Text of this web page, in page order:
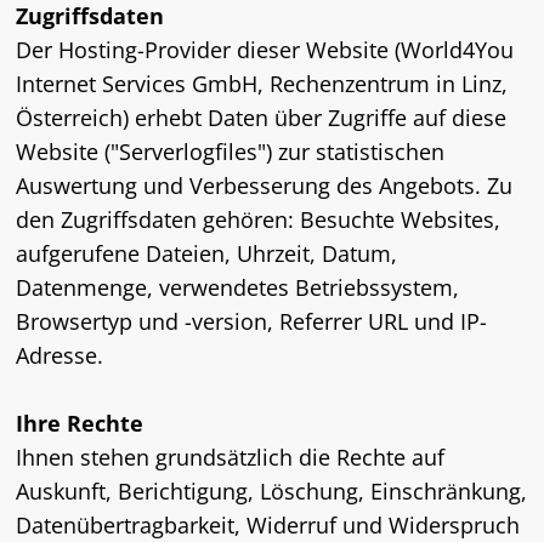
Zugriffsdaten
Der Hosting-Provider dieser Website (World4You
Internet Services GmbH, Rechenzentrum in Linz,
Österreich) erhebt Daten über Zugriffe auf diese
Website ("Serverlogfiles") zur statistischen
Auswertung und Verbesserung des Angebots. Zu
den Zugriffsdaten gehören: Besuchte Websites,
aufgerufene Dateien, Uhrzeit, Datum,
Datenmenge, verwendetes Betriebssystem,
Browsertyp und -version, Referrer URL und IP-
Adresse.
Ihre Rechte
Ihnen stehen grundsätzlich die Rechte auf
Auskunft, Berichtigung, Löschung, Einschränkung,
Datenübertragbarkeit, Widerruf und Widerspruch